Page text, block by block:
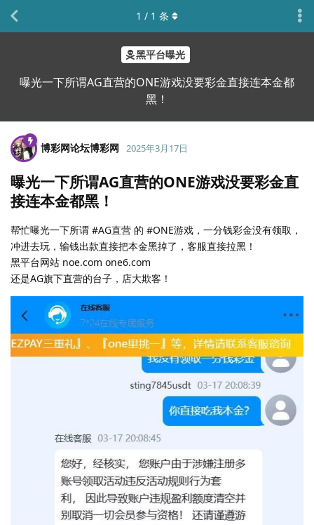
黑平台曝光
曝光一下所谓AG直营的ONE游戏没要彩金直接连本金都
黑！
1 / 1 条
博彩网论坛博彩网 2025年3月17日
曝光一下所谓AG直营的ONE游戏没要彩金直
接连本金都黑！
帮忙曝光一下所谓 #AG直营 的 #ONE游戏，一分钱彩金没有领取，
冲进去玩，输钱出款直接把本金黑掉了，客服直接拉黑！
黑平台网站 noe.com one6.com
还是AG旗下直营的台子，店大欺客！